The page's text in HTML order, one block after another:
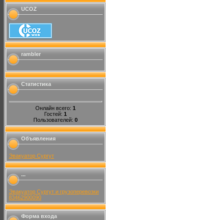
UCOZ
rambler
Статистика
Онлайн всего: 1
Гостей: 1
Пользователей: 0
Объявления
Эвакуатор Сургут
...
Эвакуатор Сургут и грузоперевозки
83462900090
Форма входа